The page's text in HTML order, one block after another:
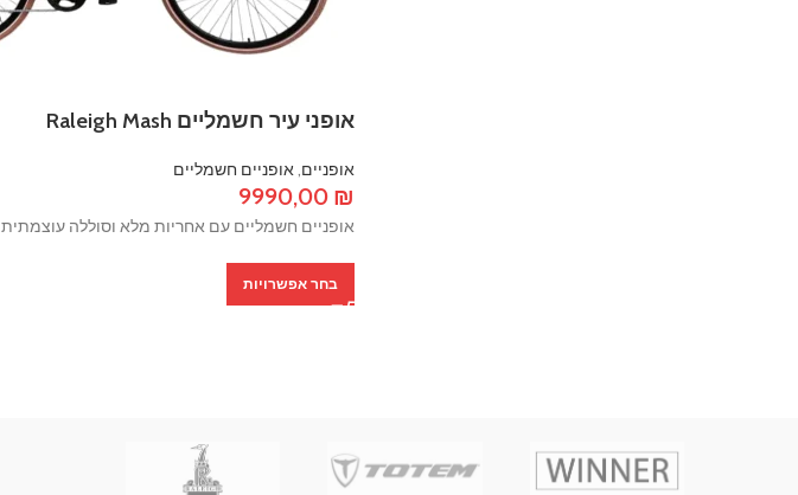
אופני עיר חשמליים Raleigh Mash
אופניים,אופניים חשמליים
9990,00 ₪
אופניים חשמליים עם אחריות מלא וסוללה עוצמתית
בחר אפשרויות